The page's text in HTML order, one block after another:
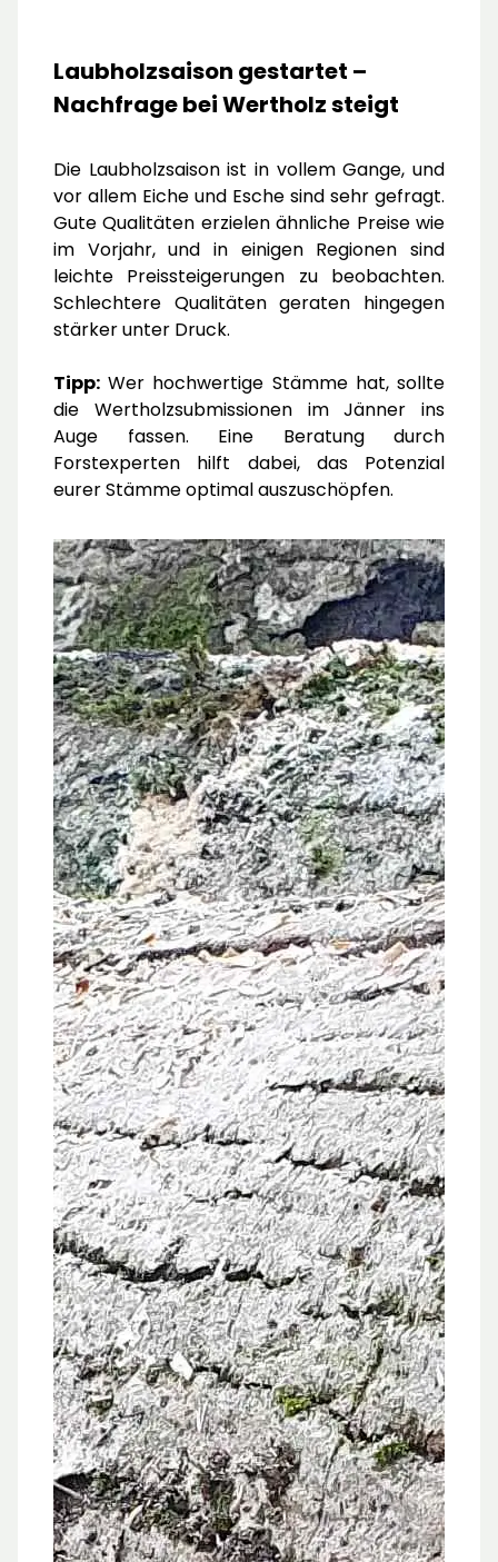
Laubholzsaison gestartet –
Nachfrage bei Wertholz steigt
Die Laubholzsaison ist in vollem Gange, und
vor allem Eiche und Esche sind sehr gefragt.
Gute Qualitäten erzielen ähnliche Preise wie
im Vorjahr, und in einigen Regionen sind
leichte Preissteigerungen zu beobachten.
Schlechtere Qualitäten geraten hingegen
stärker unter Druck.
Tipp: Wer hochwertige Stämme hat, sollte
die Wertholzsubmissionen im Jänner ins
Auge fassen. Eine Beratung durch
Forstexperten hilft dabei, das Potenzial
eurer Stämme optimal auszuschöpfen.